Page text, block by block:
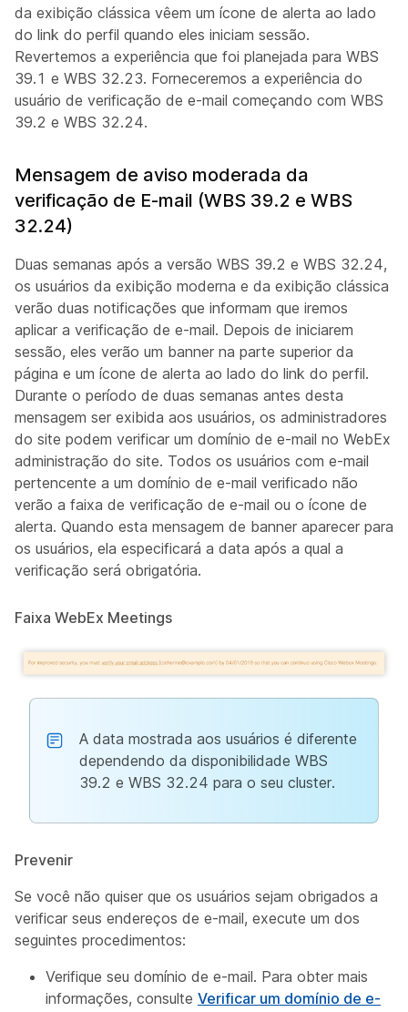
da exibição clássica vêem um ícone de alerta ao lado
do link do perfil quando eles iniciam sessão.
Revertemos a experiência que foi planejada para WBS
39.1 e WBS 32.23. Forneceremos a experiência do
usuário de verificação de e-mail começando com WBS
39.2 e WBS 32.24.
Mensagem de aviso moderada da
verificação de E-mail (WBS 39.2 e WBS
32.24)
Duas semanas após a versão WBS 39.2 e WBS 32.24,
os usuários da exibição moderna e da exibição clássica
verão duas notificações que informam que iremos
aplicar a verificação de e-mail. Depois de iniciarem
sessão, eles verão um banner na parte superior da
página e um ícone de alerta ao lado do link do perfil.
Durante o período de duas semanas antes desta
mensagem ser exibida aos usuários, os administradores
do site podem verificar um domínio de e-mail no WebEx
administração do site. Todos os usuários com e-mail
pertencente a um domínio de e-mail verificado não
verão a faixa de verificação de e-mail ou o ícone de
alerta. Quando esta mensagem de banner aparecer para
os usuários, ela especificará a data após a qual a
verificação será obrigatória.
Faixa WebEx Meetings
A data mostrada aos usuários é diferente
dependendo da disponibilidade WBS
39.2 e WBS 32.24 para o seu cluster.
Prevenir
Se você não quiser que os usuários sejam obrigados a
verificar seus endereços de e-mail, execute um dos
seguintes procedimentos:
Verifique seu domínio de e-mail. Para obter mais
informações, consulte Verificar um domínio de e-